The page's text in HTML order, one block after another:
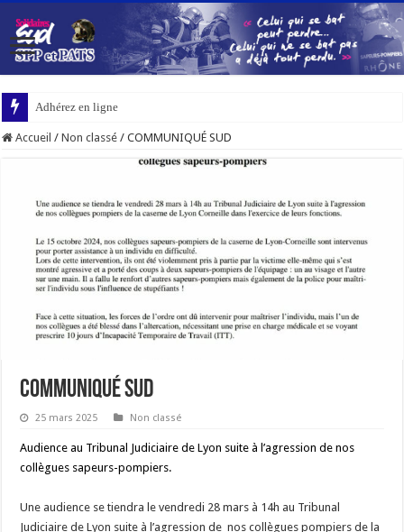
Adhérez en ligne
Accueil / Non classé / COMMUNIQUÉ SUD
COMMUNIQUÉ SUD
25 mars 2025 Non classé
Audience au Tribunal Judiciaire de Lyon suite à l’agression de nos
collègues sapeurs-pompiers.
Une audience se tiendra le vendredi 28 mars à 14h au Tribunal
Judiciaire de Lyon suite à l’agression de nos collègues pompiers de la